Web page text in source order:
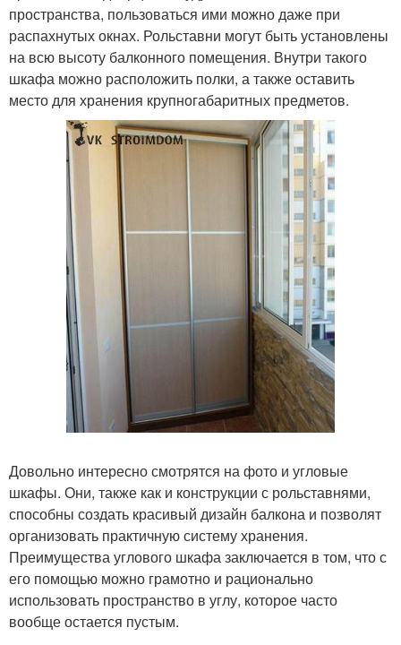
пространства, пользоваться ими можно даже при
распахнутых окнах. Рольставни могут быть установлены
на всю высоту балконного помещения. Внутри такого
шкафа можно расположить полки, а также оставить
место для хранения крупногабаритных предметов.
Довольно интересно смотрятся на фото и угловые
шкафы. Они, также как и конструкции с рольставнями,
способны создать красивый дизайн балкона и позволят
организовать практичную систему хранения.
Преимущества углового шкафа заключается в том, что с
его помощью можно грамотно и рационально
использовать пространство в углу, которое часто
вообще остается пустым.